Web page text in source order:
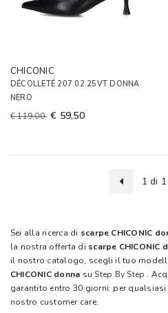
CHICONIC
DÉCOLLETÉ 207.02.25VT DONNA
NERO
€ 119,00 € 59,50
1 di 1
Sei alla ricerca di scarpe CHICONIC
la nostra offerta di scarpe CHICONIC
il nostro catalogo, scegli il tuo
CHICONIC donna suStep By Step .
garantito entro 30 giorni: per
nostro customer care.